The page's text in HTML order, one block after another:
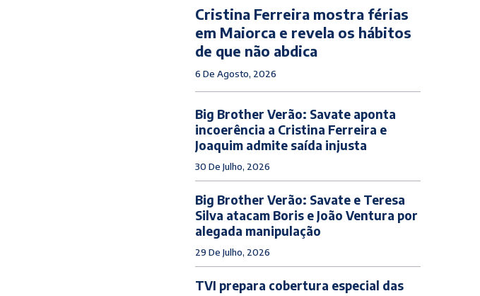
Cristina Ferreira mostra férias
em Maiorca e revela os hábitos
de que não abdica
6 De Agosto, 2026
Big Brother Verão: Savate aponta
incoerência a Cristina Ferreira e
Joaquim admite saída injusta
30 De Julho, 2026
Big Brother Verão: Savate e Teresa
Silva atacam Boris e João Ventura por
alegada manipulação
29 De Julho, 2026
TVI prepara cobertura especial das